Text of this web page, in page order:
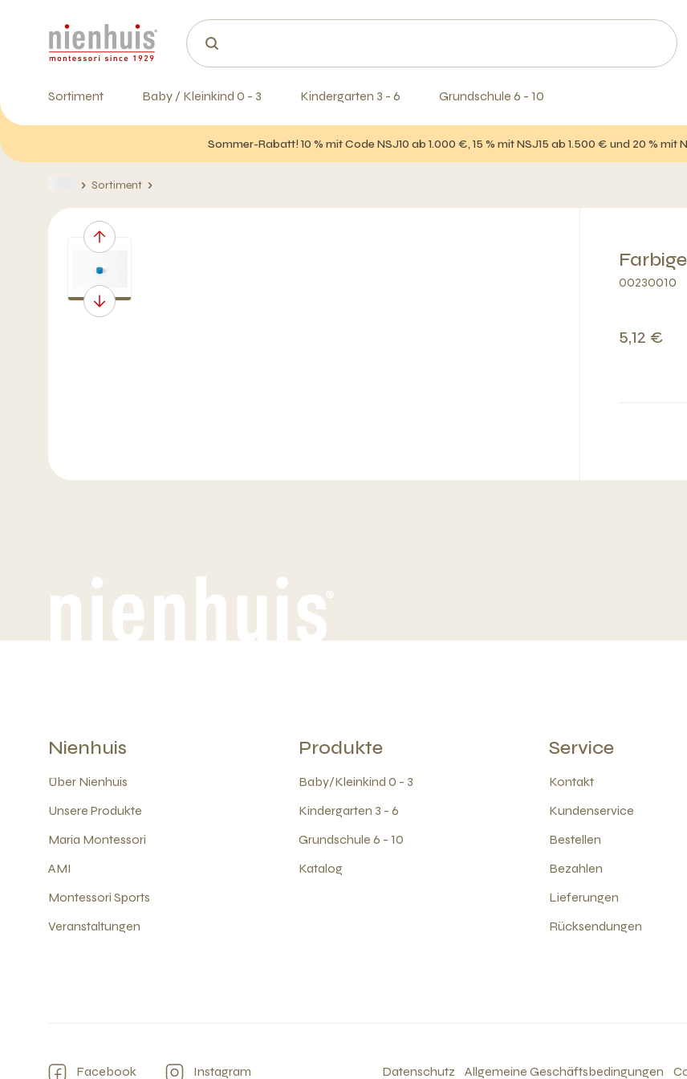
Sortiment Baby / Kleinkind 0 - 3 Kindergarten 3 - 6 Grundschule 6 - 10
Sommer-Rabatt! 10 % mit Code NSJ10 ab 1.000 €, 15 % mit NSJ15 ab 1.500 € und 20 %
Sortiment
00230010
5,12 €
Nienhuis
Über Nienhuis
Unsere Produkte
Maria Montessori
AMI
Montessori Sports
Veranstaltungen
Produkte
Baby/Kleinkind 0 - 3
Kindergarten 3 - 6
Grundschule 6 - 10
Katalog
Service
Kontakt
Kundenservice
Bestellen
Bezahlen
Lieferungen
Rücksendungen
Facebook Instagram Datenschutz Allgemeine Geschäftsbedingungen